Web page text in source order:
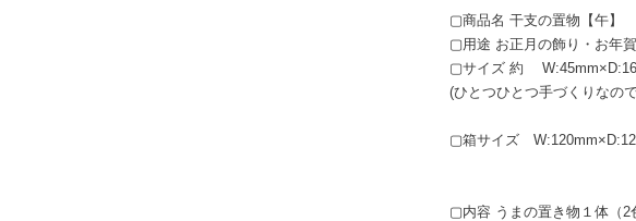
▢商品名 干支の置物【午】
▢用途 お正月の飾り・お年
▢サイズ 約
(ひとつひとつ手づくりなの
▢箱サイズ
▢内容 うまの置き物１体（2